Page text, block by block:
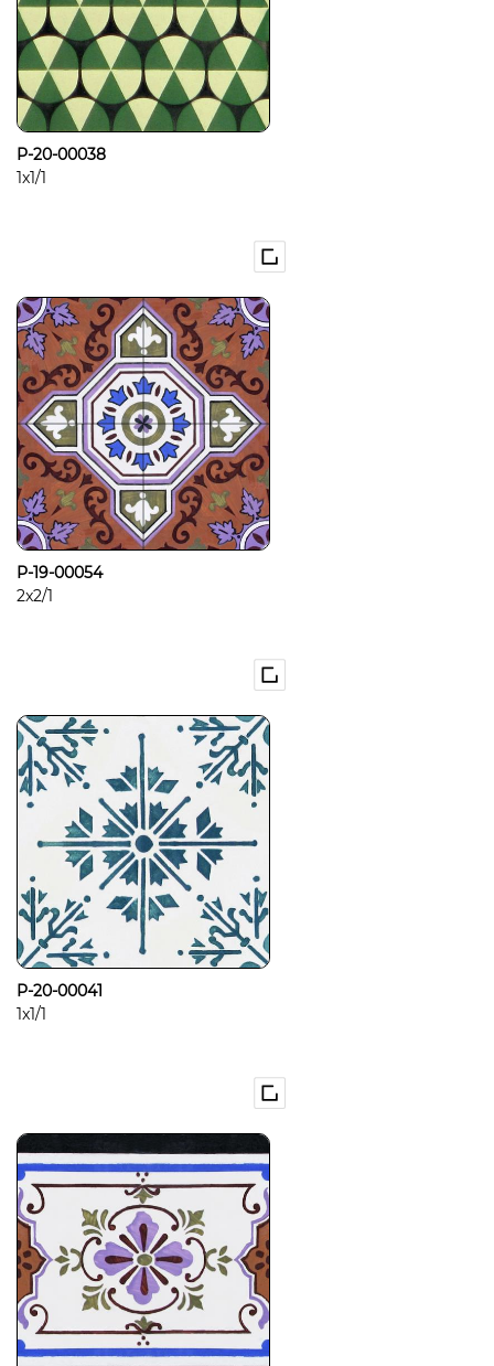
P-20-00038
1x1/1
P-19-00054
2x2/1
P-20-00041
1x1/1